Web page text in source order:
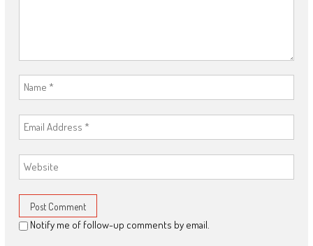
Notify me of follow-up comments by email.